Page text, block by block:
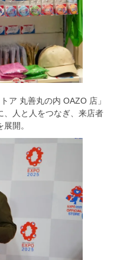
ア 丸善丸の内 OAZO 店」
、人と人をつなぎ、来店者
開。